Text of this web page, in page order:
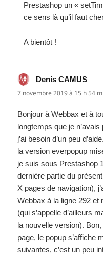
Prestashop un «
ce sens là qu’il faut
A bientôt !
Denis CAMUS
7 novembre 2019 à 15 h 54
Bonjour à Webbax et à
longtemps que je
j’ai besoin d’un peu
la version everpopup
je suis sous Prestashop
dernière partie du
X pages de navigation),
Webbax à la ligne 292 et
(qui s’appelle d’ailleurs
la nouvelle version).
page, le popup s’affiche
suivantes, c’est un peu